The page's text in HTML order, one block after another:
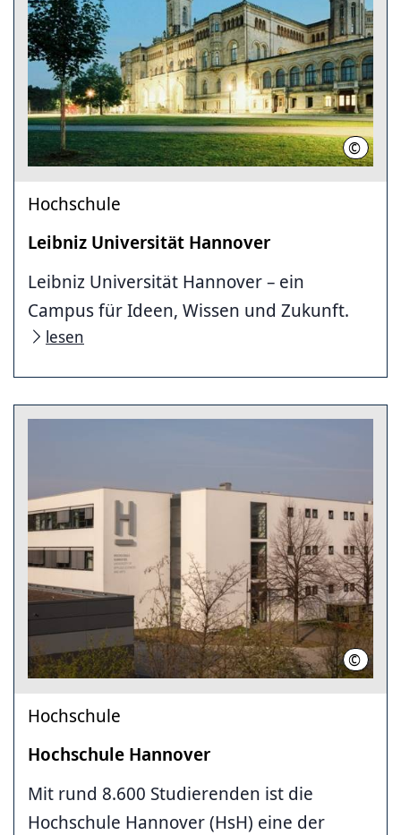
©
Hochschule
Leibniz Universität Hannover
Leibniz Universität Hannover – ein
Campus für Ideen, Wissen und Zukunft.
lesen
© Lam
Hochschule
Hochschule Hannover
Mit rund 8.600 Studierenden ist die
Hochschule Hannover (HsH) eine der